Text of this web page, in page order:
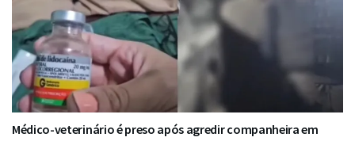
Médico-veterinário é preso após agredir companheira em